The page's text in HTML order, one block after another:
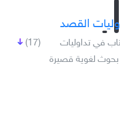
القصد
(17)
في تداوليات
لغوية قصيرة